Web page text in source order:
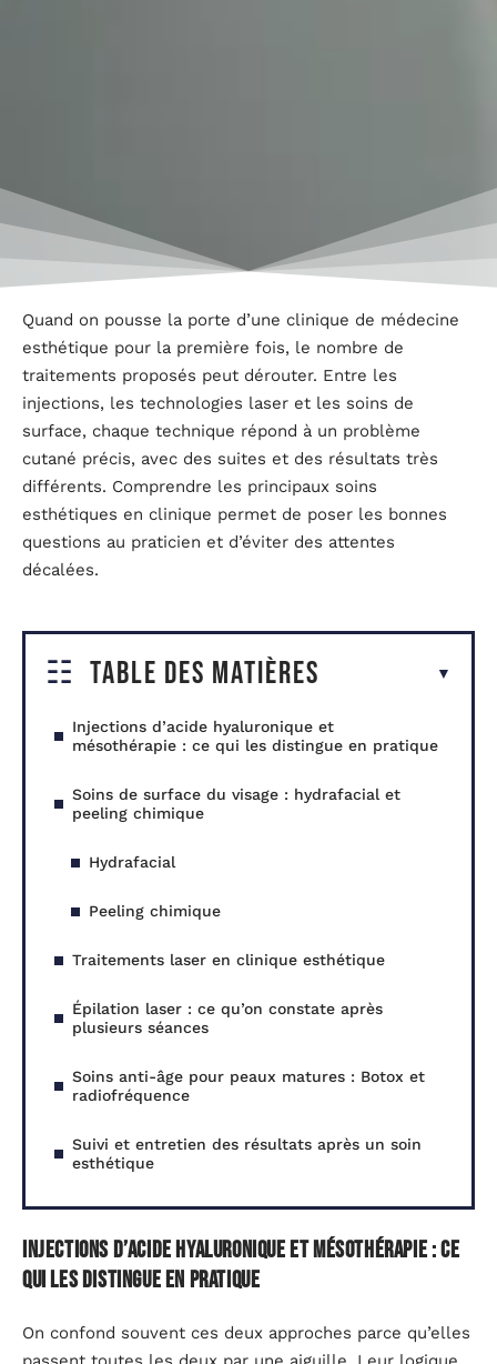
Quand on pousse la porte d’une clinique de médecine
esthétique pour la première fois, le nombre de
traitements proposés peut dérouter. Entre les
injections, les technologies laser et les soins de
surface, chaque technique répond à un problème
cutané précis, avec des suites et des résultats très
différents. Comprendre les principaux soins
esthétiques en clinique permet de poser les bonnes
questions au praticien et d’éviter des attentes
décalées.
Table des matières
Injections d’acide hyaluronique et
mésothérapie : ce qui les distingue en pratique
Soins de surface du visage : hydrafacial et
peeling chimique
Hydrafacial
Peeling chimique
Traitements laser en clinique esthétique
Épilation laser : ce qu’on constate après
plusieurs séances
Soins anti-âge pour peaux matures : Botox et
radiofréquence
Suivi et entretien des résultats après un soin
esthétique
Injections d’acide hyaluronique et mésothérapie : ce
qui les distingue en pratique
On confond souvent ces deux approches parce qu’elles